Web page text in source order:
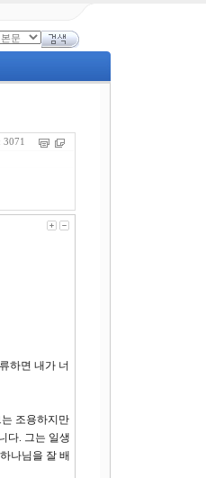
: 3071
하면 내가 너
조용하지만
다. 그는 일생
나님을 잘 배